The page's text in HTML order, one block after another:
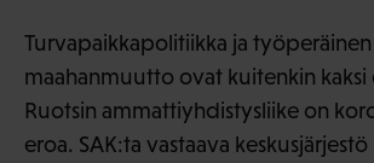
Turvapaikkapolitiikka ja työperäinen
maahanmuutto ovat kuitenkin kaksi
Ruotsin ammattiyhdistysliike on
eroa. SAK:ta vastaava